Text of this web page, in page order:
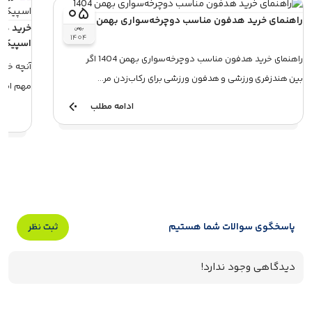
۰۵
بهمن
۱۴۰۴
راهنمای خرید هدفون مناسب دوچرخه‌سواری بهمن 1404
راهنمای خرید هدفون مناسب دوچرخه‌سواری بهمن 1404 اگر
بین هندزفری ورزشی و هدفون ورزشی برای رکاب‌زدن مر...
ادامه مطلب
آنچه
مهم
پاسخگوی سوالات شما هستیم ثبت نظر
دیدگاهی وجود ندارد!